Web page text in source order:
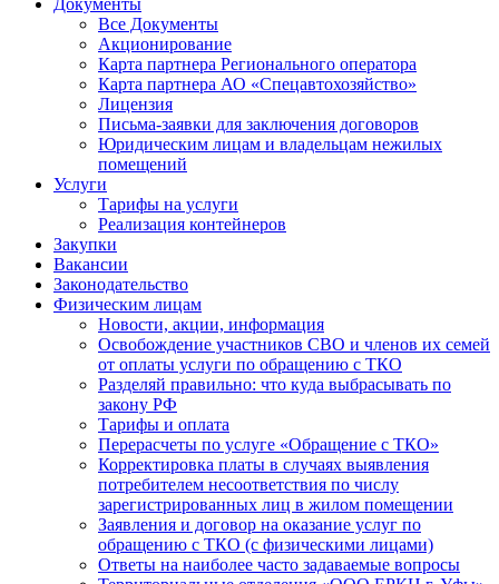
Все Документы
Акционирование
Карта партнера Регионального оператора
Карта партнера АО «Спецавтохозяйство»
Лицензия
Письма-заявки для заключения договоров
Юридическим лицам и владельцам нежилых
помещений
Услуги
Тарифы на услуги
Реализация контейнеров
Закупки
Вакансии
Законодательство
Физическим лицам
Новости, акции, информация
Освобождение участников СВО и членов их семей
от оплаты услуги по обращению с ТКО
Разделяй правильно: что куда выбрасывать по
закону РФ
Тарифы и оплата
Перерасчеты по услуге «Обращение с ТКО»
Корректировка платы в случаях выявления
потребителем несоответствия по числу
зарегистрированных лиц в жилом помещении
Заявления и договор на оказание услуг по
обращению с ТКО (с физическими лицами)
Ответы на наиболее часто задаваемые вопросы